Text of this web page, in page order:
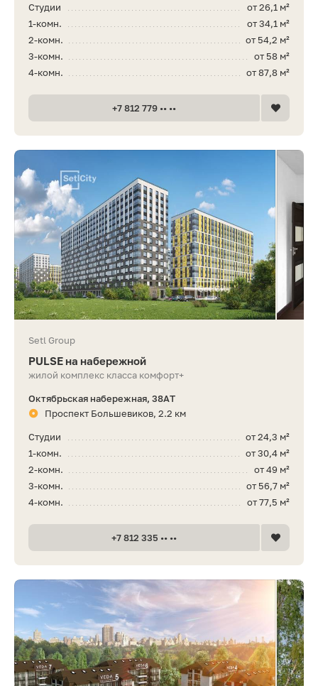
от 26,1 м²
Студии
от 34,1 м²
1-комн.
от 54,2 м²
2-комн.
от 58 м²
3-комн.
от 87,8 м²
4-комн.
+7 812 779 •• ••
Setl Group
PULSE на набережной
жилой комплекс класса комфорт+
Октябрьская набережная, 38АТ
Проспект Большевиков, 2.2 км
от 24,3 м²
Студии
от 30,4 м²
1-комн.
от 49 м²
2-комн.
от 56,7 м²
3-комн.
от 77,5 м²
4-комн.
+7 812 335 •• ••